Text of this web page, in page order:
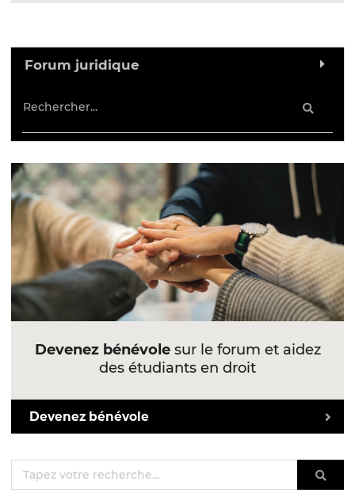
Forum juridique
Devenez bénévolesur le forum et aidez
des étudiants en droit
Devenez bénévole